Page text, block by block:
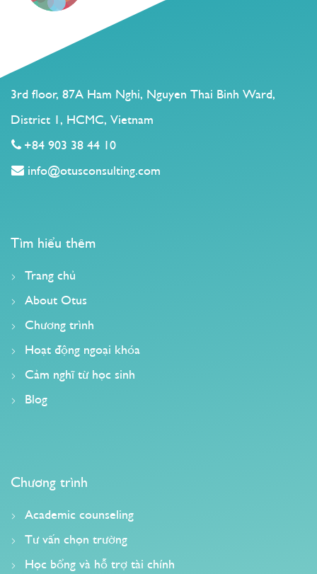
3rd floor, 87A Ham Nghi, Nguyen Thai Binh Ward,
District 1, HCMC, Vietnam
+84 903 38 44 10
info@otusconsulting.com
Tìm hiểu thêm
Trang chủ
About Otus
Chương trình
Hoạt động ngoại khóa
Cảm nghĩ từ học sinh
Blog
Chương trình
Academic counseling
Tư vấn chọn trường
Học bổng và hỗ trợ tài chính